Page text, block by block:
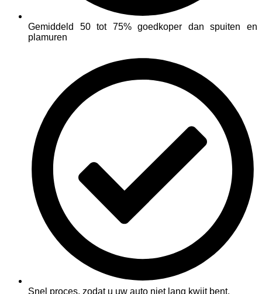
Gemiddeld 50 tot 75% goedkoper dan spuiten en
plamuren
Snel proces, zodat u uw auto niet lang kwijt bent.